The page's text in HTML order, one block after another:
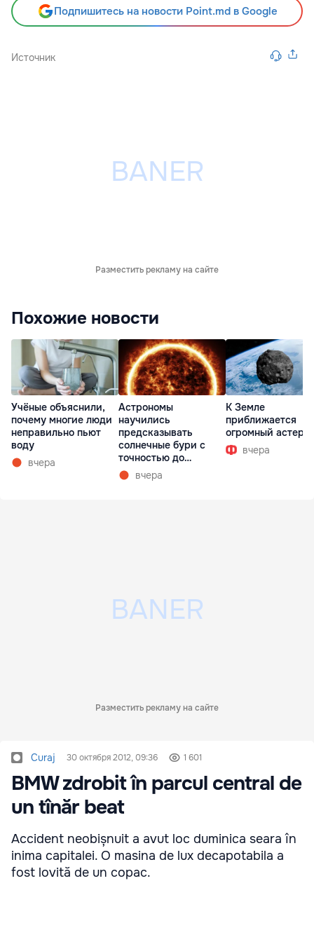
Подпишитесь на новости Point.md в Google
Источник
Разместить рекламу на сайте
Похожие новости
Учёные объяснили,
почему многие люди
неправильно пьют
воду
вчера
Астрономы
научились
предсказывать
солнечные бури с
точностью до
получаса
вчера
К Земле
приближается
огромный
вчера
Разместить рекламу на сайте
Curaj 30 октября 2012, 09:36 1 601
BMW zdrobit în parcul central de
un tînăr beat
Accident neobișnuit a avut loc duminica seara în
inima capitalei. O masina de lux decapotabila a
fost lovită de un copac.